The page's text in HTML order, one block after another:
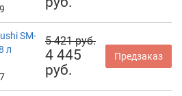
SM-
л
5 421 руб.
4 445
руб.
Предзаказ